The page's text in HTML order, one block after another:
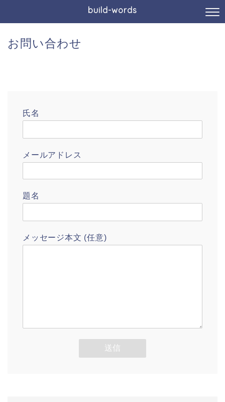
build-words
お問い合わせ
氏名
メールアドレス
題名
メッセージ本文 (任意)